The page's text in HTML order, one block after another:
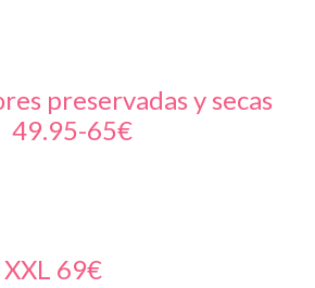
preservadas y secas
49.95-65€
XXL 69€